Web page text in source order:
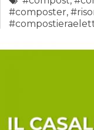
#composter,